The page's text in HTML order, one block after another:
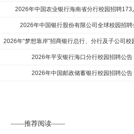
2026年中国农业银行海南省分行校园招聘173
2026年中国银行股份有限公司全球校园招聘
2026年“梦想靠岸”招商银行总行、分行及子公司校
2026年平安银行海口分行校园招聘公告
2026年中国邮政储蓄银行校园招聘公告
——推荐阅读——